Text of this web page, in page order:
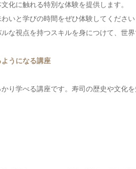
化に触れる特別な体験を提供します。
いと学びの時間をぜひ体験してください
な視点を持つスキルを身につけて、世
ようになる講座
り学べる講座です。寿司の歴史や文化